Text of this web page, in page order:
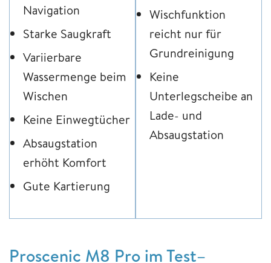
Navigation
Starke Saugkraft
Variierbare
Wassermenge beim
Wischen
Keine Einwegtücher
Absaugstation
erhöht Komfort
Gute Kartierung
Wischfunktion
reicht nur für
Grundreinigung
Keine
Unterlegscheibe an
Lade- und
Absaugstation
Proscenic M8 Pro im Test–